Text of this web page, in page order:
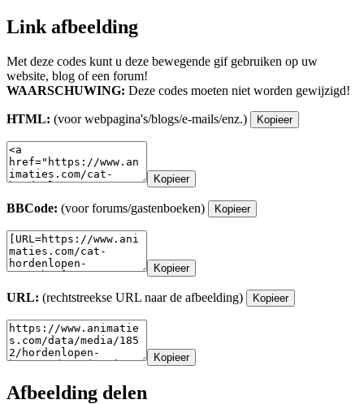
Link afbeelding
Met deze codes kunt u deze bewegende gif gebruiken op uw
website, blog of een forum!
WAARSCHUWING: Deze codes moeten niet worden gewijzigd!
HTML: (voor webpagina's/blogs/e-mails/enz.) Kopieer
Kopieer
BBCode: (voor forums/gastenboeken) Kopieer
Kopieer
URL: (rechtstreekse URL naar de afbeelding) Kopieer
Kopieer
Afbeelding delen